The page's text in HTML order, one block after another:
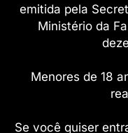
emitida pela
Ministério da
Menores de 18
Se você quiser